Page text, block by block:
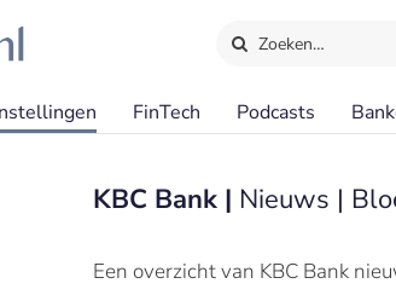
Zoeken…
FinTech Podcasts
KBC Bank | Nieuws |
Een overzicht van KBC Bank